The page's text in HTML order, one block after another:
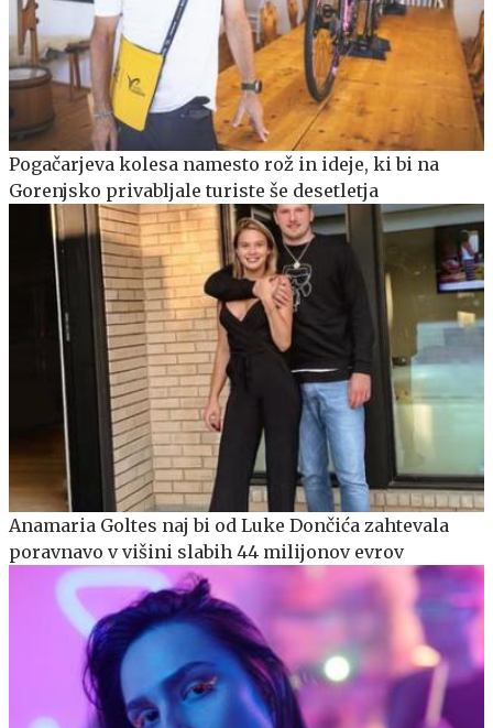
Pogačarjeva kolesa namesto rož in ideje, ki bi na
Gorenjsko privabljale turiste še desetletja
Anamaria Goltes naj bi od Luke Dončića zahtevala
poravnavo v višini slabih 44 milijonov evrov